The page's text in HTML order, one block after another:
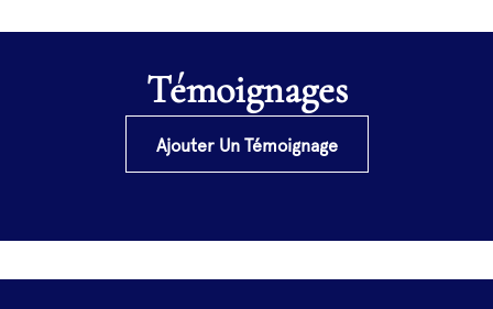
Témoignages
Ajouter Un Témoignage